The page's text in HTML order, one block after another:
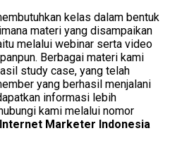
kelas dalam bentuk
materi yang disampaikan
melalui webinar serta video
Berbagai materi kami
study case, yang telah
yang berhasil menjalani
informasi lebih
kami melalui nomor
Internet Marketer Indonesia